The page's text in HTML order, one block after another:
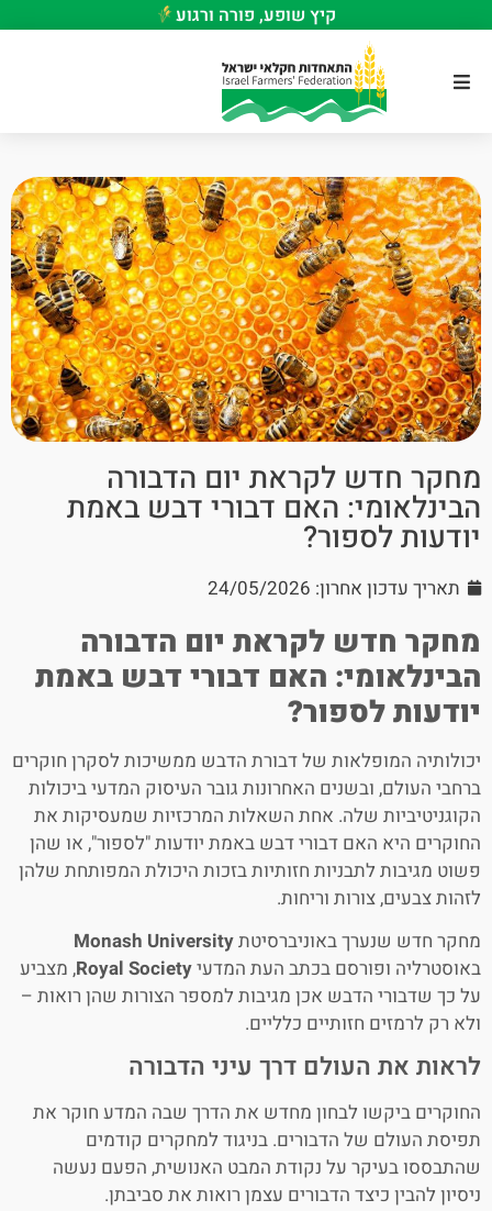
קיץ שופע, פורה ורגוע
מחקר חדש לקראת יום הדבורה
הבינלאומי: האם דבורי דבש באמת
יודעות לספור?
תאריך עדכון אחרון: 24/05/2026
מחקר חדש לקראת יום הדבורה
הבינלאומי: האם דבורי דבש באמת
יודעות לספור?
יכולותיה המופלאות של דבורת הדבש ממשיכות לסקרן חוקרים
ברחבי העולם, ובשנים האחרונות גובר העיסוק המדעי ביכולות
הקוגניטיביות שלה. אחת השאלות המרכזיות שמעסיקות את
החוקרים היא האם דבורי דבש באמת יודעות "לספור", או שהן
פשוט מגיבות לתבניות חזותיות בזכות היכולת המפותחת שלהן
לזהות צבעים, צורות וריחות.
מחקר חדש שנערך באוניברסיטתMonash University
באוסטרליה ופורסם בכתב העת המדעיRoyal Society, מצביע
על כך שדבורי הדבש אכן מגיבות למספר הצורות שהן רואות –
ולא רק לרמזים חזותיים כלליים.
לראות את העולם דרך עיני הדבורה
החוקרים ביקשו לבחון מחדש את הדרך שבה המדע חוקר את
תפיסת העולם של הדבורים. בניגוד למחקרים קודמים
שהתבססו בעיקר על נקודת המבט האנושית, הפעם נעשה
ניסיון להבין כיצד הדבורים עצמן רואות את סביבתן.